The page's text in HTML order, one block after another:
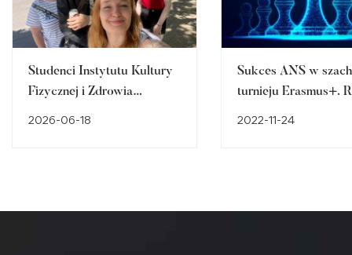
Studenci Instytutu Kultury
Fizycznej i Zdrowia
2026-06-18
Sukces ANS w
turnieju Erasmus+.
2022-11-24